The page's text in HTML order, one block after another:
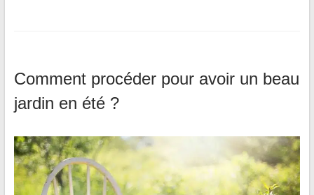
Comment procéder pour avoir un beau
jardin en été ?